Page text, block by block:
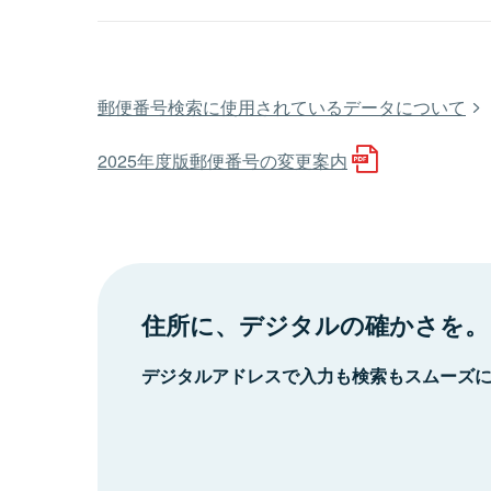
郵便番号検索に使用されているデータについて
2025年度版郵便番号の変更案内
住所に、デジタルの確かさを。
デジタルアドレスで入力も検索もスムーズ